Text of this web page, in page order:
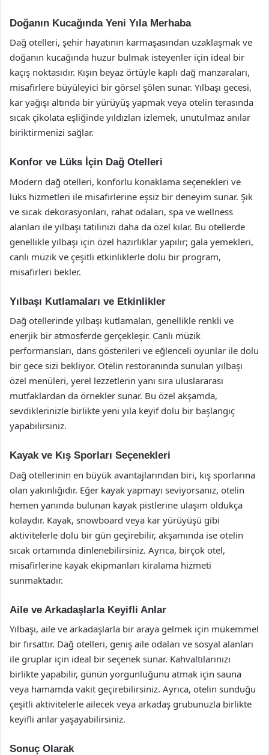
Doğanın Kucağında Yeni Yıla Merhaba
Dağ otelleri, şehir hayatının karmaşasından uzaklaşmak ve
doğanın kucağında huzur bulmak isteyenler için ideal bir
kaçış noktasıdır. Kışın beyaz örtüyle kaplı dağ manzaraları,
misafirlere büyüleyici bir görsel şölen sunar. Yılbaşı gecesi,
kar yağışı altında bir yürüyüş yapmak veya otelin terasında
sıcak çikolata eşliğinde yıldızları izlemek, unutulmaz anılar
biriktirmenizi sağlar.
Konfor ve Lüks İçin Dağ Otelleri
Modern dağ otelleri, konforlu konaklama seçenekleri ve
lüks hizmetleri ile misafirlerine eşsiz bir deneyim sunar. Şık
ve sıcak dekorasyonları, rahat odaları, spa ve wellness
alanları ile yılbaşı tatilinizi daha da özel kılar. Bu otellerde
genellikle yılbaşı için özel hazırlıklar yapılır; gala yemekleri,
canlı müzik ve çeşitli etkinliklerle dolu bir program,
misafirleri bekler.
Yılbaşı Kutlamaları ve Etkinlikler
Dağ otellerinde yılbaşı kutlamaları, genellikle renkli ve
enerjik bir atmosferde gerçekleşir. Canlı müzik
performansları, dans gösterileri ve eğlenceli oyunlar ile dolu
bir gece sizi bekliyor. Otelin restoranında sunulan yılbaşı
özel menüleri, yerel lezzetlerin yanı sıra uluslararası
mutfaklardan da örnekler sunar. Bu özel akşamda,
sevdiklerinizle birlikte yeni yıla keyif dolu bir başlangıç
yapabilirsiniz.
Kayak ve Kış Sporları Seçenekleri
Dağ otellerinin en büyük avantajlarından biri, kış sporlarına
olan yakınlığıdır. Eğer kayak yapmayı seviyorsanız, otelin
hemen yanında bulunan kayak pistlerine ulaşım oldukça
kolaydır. Kayak, snowboard veya kar yürüyüşü gibi
aktivitelerle dolu bir gün geçirebilir, akşamında ise otelin
sıcak ortamında dinlenebilirsiniz. Ayrıca, birçok otel,
misafirlerine kayak ekipmanları kiralama hizmeti
sunmaktadır.
Aile ve Arkadaşlarla Keyifli Anlar
Yılbaşı, aile ve arkadaşlarla bir araya gelmek için mükemmel
bir fırsattır. Dağ otelleri, geniş aile odaları ve sosyal alanları
ile gruplar için ideal bir seçenek sunar. Kahvaltılarınızı
birlikte yapabilir, günün yorgunluğunu atmak için sauna
veya hamamda vakit geçirebilirsiniz. Ayrıca, otelin sunduğu
çeşitli aktivitelerle ailecek veya arkadaş grubunuzla birlikte
keyifli anlar yaşayabilirsiniz.
Sonuç Olarak